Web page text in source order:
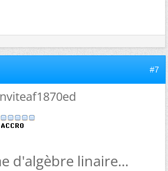
#7
d'algèbre linaire...